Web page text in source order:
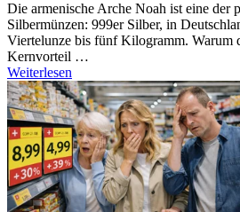
Die armenische Arche Noah ist eine der
Silbermünzen: 999er Silber, in
Viertelunze bis fünf Kilogramm. Warum
Kernvorteil …
Weiterlesen